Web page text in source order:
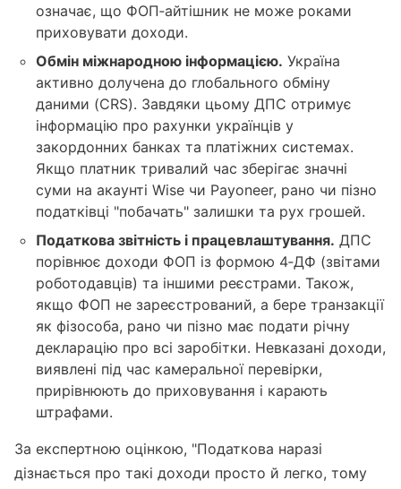
означає, що ФОП‑айтішник не може роками
приховувати доходи.
Обмін міжнародною інформацією. Україна
активно долучена до глобального обміну
даними (CRS). Завдяки цьому ДПС отримує
інформацію про рахунки українців у
закордонних банках та платіжних системах.
Якщо платник тривалий час зберігає значні
суми на акаунті Wise чи Payoneer, рано чи пізно
податківці "побачать" залишки та рух грошей.
Податкова звітність і працевлаштування. ДПС
порівнює доходи ФОП із формою 4‑ДФ (звітами
роботодавців) та іншими реєстрами. Також,
якщо ФОП не зареєстрований, а бере транзакції
як фізособа, рано чи пізно має подати річну
декларацію про всі заробітки. Невказані доходи,
виявлені під час камеральної перевірки,
прирівнюють до приховування і карають
штрафами.
За експертною оцінкою, "Податкова наразі
дізнається про такі доходи просто й легко, тому